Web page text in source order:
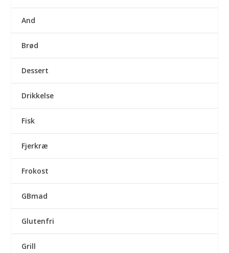
And
Brød
Dessert
Drikkelse
Fisk
Fjerkræ
Frokost
GBmad
Glutenfri
Grill